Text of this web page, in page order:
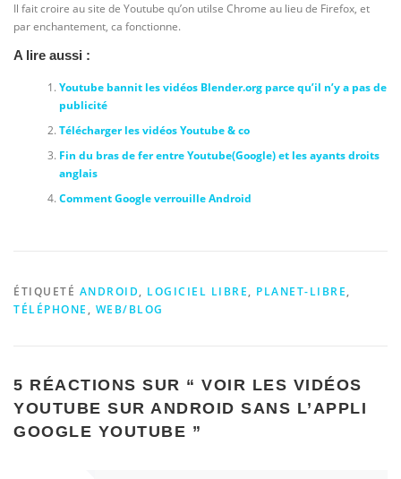
Il fait croire au site de Youtube qu’on utilse Chrome au lieu de Firefox, et
par enchantement, ca fonctionne.
A lire aussi :
Youtube bannit les vidéos Blender.org parce qu’il n’y a pas de
publicité
Télécharger les vidéos Youtube & co
Fin du bras de fer entre Youtube(Google) et les ayants droits
anglais
Comment Google verrouille Android
ÉTIQUETÉ ANDROID, LOGICIEL LIBRE, PLANET-LIBRE,
TÉLÉPHONE , WEB/BLOG
5 RÉACTIONS SUR “ VOIR LES VIDÉOS
YOUTUBE SUR ANDROID SANS L’APPLI
GOOGLE YOUTUBE ”